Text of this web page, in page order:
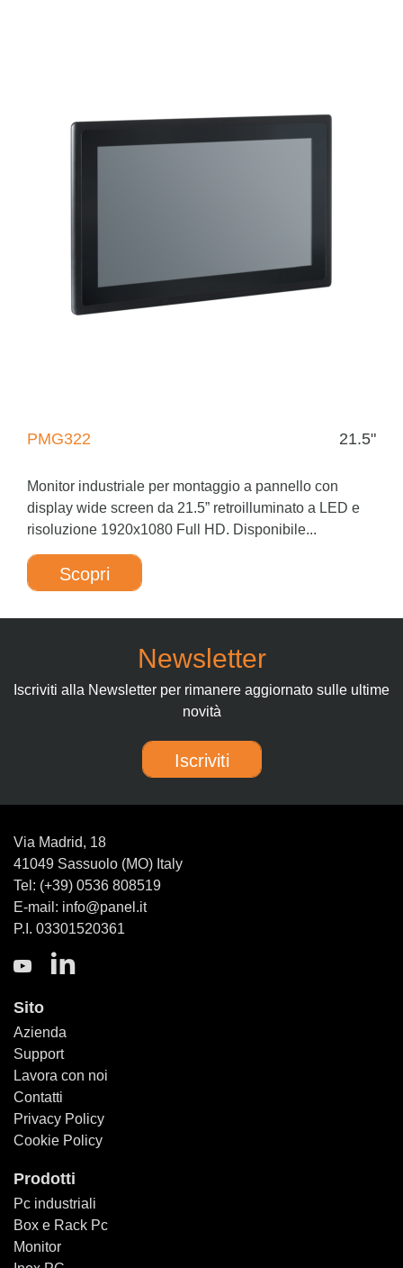
PMG322 21.5"
Monitor industriale per montaggio a pannello con
display wide screen da 21.5” retroilluminato a LED e
risoluzione 1920x1080 Full HD. Disponibile...
Scopri
Newsletter
Iscriviti alla Newsletter per rimanere aggiornato sulle ultime
novità
Iscriviti
Via Madrid, 18
41049 Sassuolo (MO) Italy
Tel: (+39) 0536 808519
E-mail: info@panel.it
P.I. 03301520361
Sito
Azienda
Support
Lavora con noi
Contatti
Privacy Policy
Cookie Policy
Prodotti
Pc industriali
Box e Rack Pc
Monitor